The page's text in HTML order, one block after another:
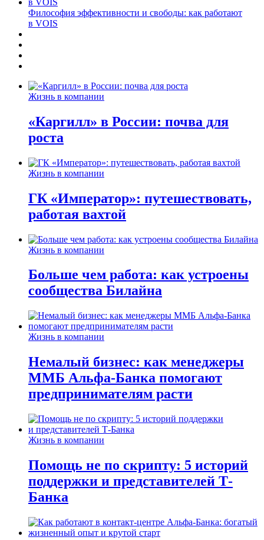
Философия эффективности и свободы: как работают
в VOIS
Жизнь в компании
«Каргилл» в России: почва для
роста
Жизнь в компании
ГК «Император»: путешествовать,
работая вахтой
Жизнь в компании
Больше чем работа: как устроены
сообщества Билайна
Жизнь в компании
Немалый бизнес: как менеджеры
ММБ Альфа-Банка помогают
предпринимателям расти
Жизнь в компании
Помощь не по скрипту: 5 историй
поддержки и представителей Т-
Банка